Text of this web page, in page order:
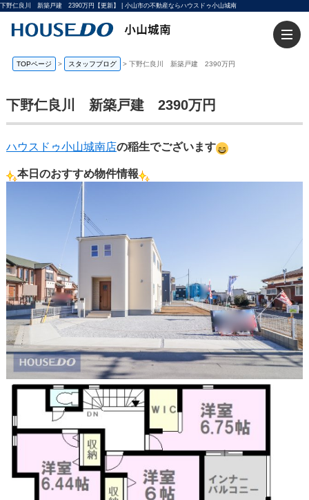
下野仁良川 新築戸建 2390万円【更新】 | 小山市の不動産ならハウスドゥ小山城南
TOPページ > スタッフブログ > 下野仁良川 新築戸建 2390万円
下野仁良川 新築戸建 2390万円
ハウスドゥ小山城南店の稲生でございます
本日のおすすめ物件情報